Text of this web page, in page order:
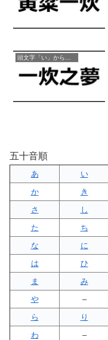
五十音順
あ い
か
き
さ
し
た
ち
な
に
は
ひ
ま
み
や
–
ら
り
わ
–